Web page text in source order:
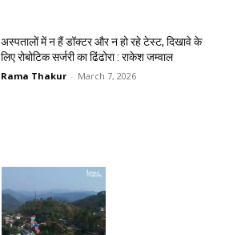
अस्पतालों में न हैं डॉक्टर और न हो रहे टेस्ट, दिखावे के
लिए रोबोटिक सर्जरी का ढिंढोरा : राकेश जम्वाल‌
Rama Thakur - March 7, 2026